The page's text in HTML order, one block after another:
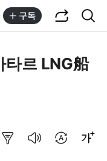
구독
르 LNG船